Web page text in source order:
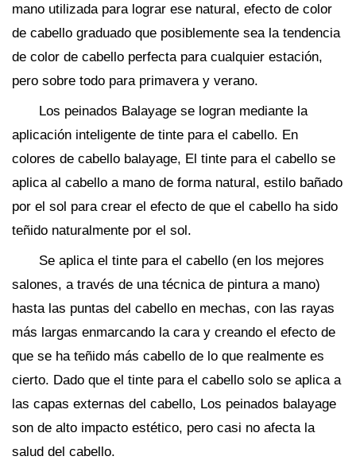
mano utilizada para lograr ese natural, efecto de color
de cabello graduado que posiblemente sea la tendencia
de color de cabello perfecta para cualquier estación,
pero sobre todo para primavera y verano.
Los peinados Balayage se logran mediante la
aplicación inteligente de tinte para el cabello. En
colores de cabello balayage, El tinte para el cabello se
aplica al cabello a mano de forma natural, estilo bañado
por el sol para crear el efecto de que el cabello ha sido
teñido naturalmente por el sol.
Se aplica el tinte para el cabello (en los mejores
salones, a través de una técnica de pintura a mano)
hasta las puntas del cabello en mechas, con las rayas
más largas enmarcando la cara y creando el efecto de
que se ha teñido más cabello de lo que realmente es
cierto. Dado que el tinte para el cabello solo se aplica a
las capas externas del cabello, Los peinados balayage
son de alto impacto estético, pero casi no afecta la
salud del cabello.